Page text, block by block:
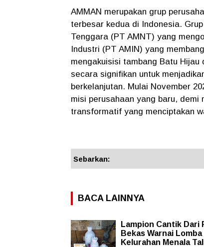
AMMAN merupakan grup
terbesar kedua di Indonesia.
Tenggara (PT AMNT) yang
Industri (PT AMIN) yang
mengakuisisi tambang Batu Hijau
secara signifikan untuk
berkelanjutan. Mulai November
misi perusahaan yang baru,
transformatif yang menciptakan
Sebarkan:
BACA LAINNYA
Lampion Cantik Dari
Bekas Warnai Lomba
Kelurahan Menala